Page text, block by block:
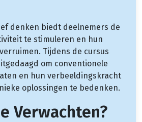
denken biedt deelnemers de
te stimuleren en hun
Tijdens de cursus
om conventionele
en hun verbeeldingskracht
oplossingen te bedenken.
Verwachten?